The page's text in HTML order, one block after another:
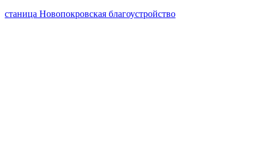
станица Новопокровская благоустройство